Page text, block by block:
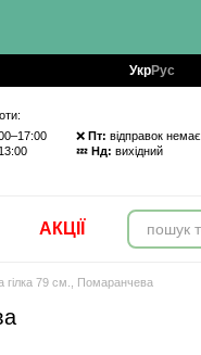
УкрРус
❌ Пт: відправок немає
💤 Нд: вихідний
АКЦІЇ
гілка 79 см., Помаранчева